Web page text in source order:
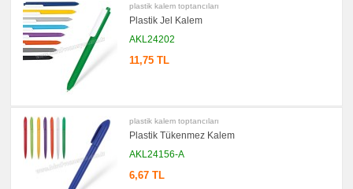
plastik kalem toptancıları
Plastik Jel Kalem
AKL24202
11,75 TL
plastik kalem toptancıları
Plastik Tükenmez Kalem
AKL24156-A
6,67 TL